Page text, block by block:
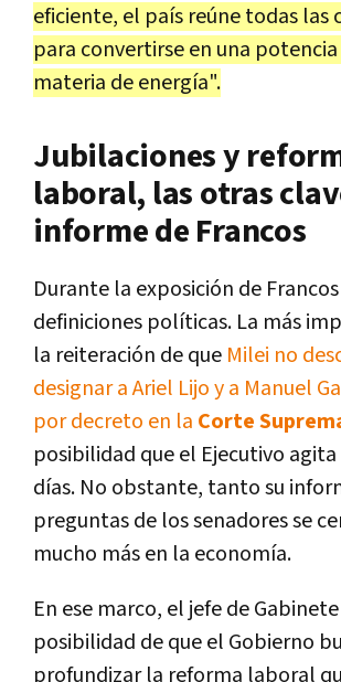
eficiente, el país reúne todas las
para convertirse en una
materia de energía".
Jubilaciones y
laboral, las otras
informe de Francos
Durante la exposición de
definiciones políticas. La más
la reiteración de que Milei no
designar a Ariel Lijo y a Manuel
por decreto en la Corte
posibilidad que el Ejecutivo agita
días. No obstante, tanto su
preguntas de los senadores se
mucho más en la economía.
En ese marco, el jefe de
posibilidad de que el Gobierno
profundizar la reforma laboral